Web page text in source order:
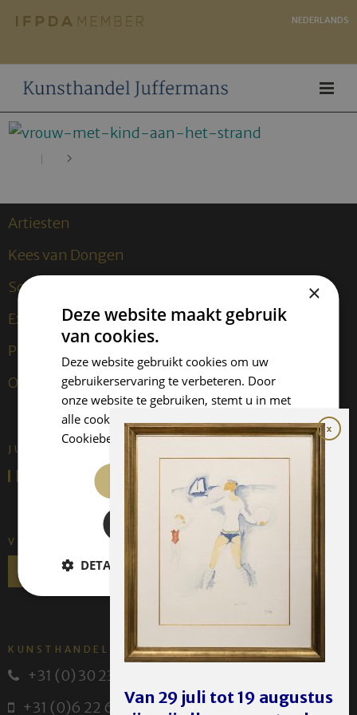
NEDERLANDS
Artiesten
Kees van Dongen
Sculpturen
Exposities
Publicaties
Over ons
JUFFERMANS FINE ART IS:
VOLG ONS
KUNSTHANDEL JUFFERMANS
+31 (0) 30 231 14 63
+31 (0)6 22 614 582
Van 29 juli tot 19 augustus
×
Deze website maakt gebruik
van cookies.
Deze website gebruikt cookies om uw
gebruikerservaring te verbeteren. Door
onze website te gebruiken, stemt u in met
alle cookies in overeenstemming met ons
Cookiebeleid.Lees verder
ALLES ACCEPTEREN
ALLES AFWIJZEN
DETAILS WEERGEVEN